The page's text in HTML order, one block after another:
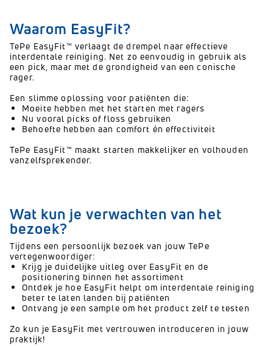
Waarom EasyFit?
TePe EasyFit™ verlaagt de drempel naar effectieve
interdentale reiniging. Net zo eenvoudig in gebruik als
een pick, maar met de grondigheid van een conische
rager.
Een slimme oplossing voor patiënten die:
Moeite hebben met het starten met ragers
Nu vooral picks of floss gebruiken
Behoefte hebben aan comfort én effectiviteit
TePe EasyFit™ maakt starten makkelijker en volhouden
vanzelfsprekender.
Wat kun je verwachten van het
bezoek?
Tijdens een persoonlijk bezoek van jouw TePe
vertegenwoordiger:
Krijg je duidelijke uitleg over EasyFit en de
positionering binnen het assortiment
Ontdek je hoe EasyFit helpt om interdentale reiniging
beter te laten landen bij patiënten
Ontvang je een sample om het product zelf te testen
Zo kun je EasyFit met vertrouwen introduceren in jouw
praktijk!